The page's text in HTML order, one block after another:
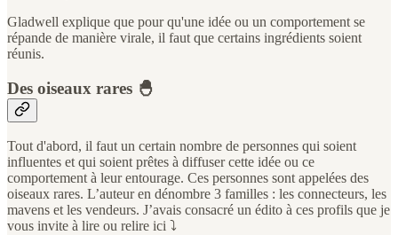
Gladwell explique que pour qu'une idée ou un comportement se
répande de manière virale, il faut que certains ingrédients soient
réunis.
Des oiseaux rares 🐣
Tout d'abord, il faut un certain nombre de personnes qui soient
influentes et qui soient prêtes à diffuser cette idée ou ce
comportement à leur entourage. Ces personnes sont appelées des
oiseaux rares. L’auteur en dénombre 3 familles : les connecteurs, les
mavens et les vendeurs. J’avais consacré un édito à ces profils que je
vous invite à lire ou relire ici ⤵️